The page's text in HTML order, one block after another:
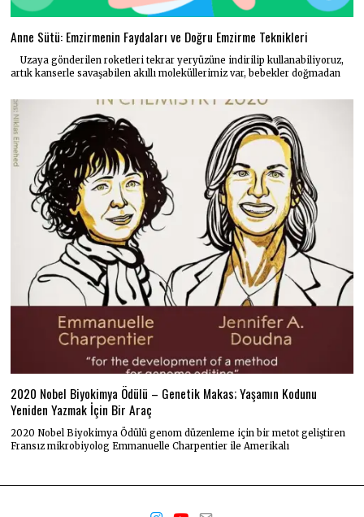
Anne Sütü: Emzirmenin Faydaları ve Doğru Emzirme Teknikleri
Uzaya gönderilen roketleri tekrar yeryüzüne indirilip kullanabiliyoruz,
artık kanserle savaşabilen akıllı moleküllerimiz var, bebekler doğmadan
2020 Nobel Biyokimya Ödülü – Genetik Makas; Yaşamın Kodunu
Yeniden Yazmak İçin Bir Araç
2020 Nobel Biyokimya Ödülü genom düzenleme için bir metot geliştiren
Fransız mikrobiyolog Emmanuelle Charpentier ile Amerikalı